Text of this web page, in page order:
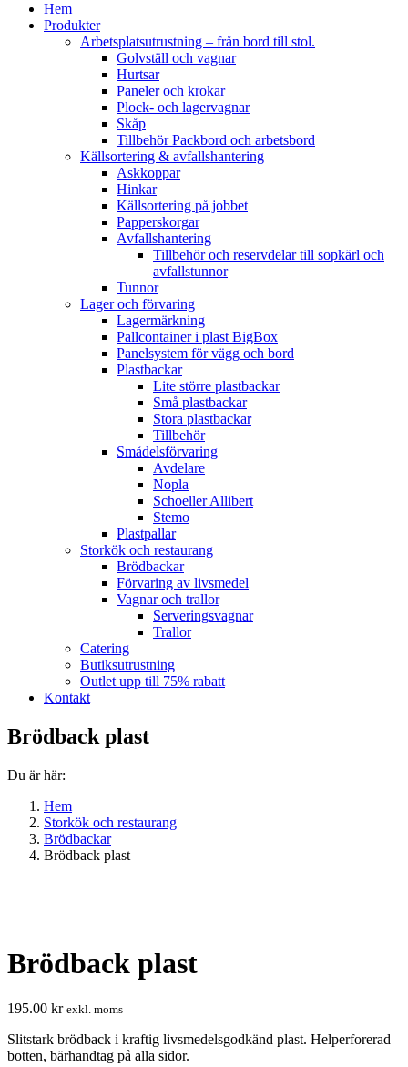
Hem
Produkter
Arbetsplatsutrustning – från bord till stol.
Golvställ och vagnar
Hurtsar
Paneler och krokar
Plock- och lagervagnar
Skåp
Tillbehör Packbord och arbetsbord
Källsortering & avfallshantering
Askkoppar
Hinkar
Källsortering på jobbet
Papperskorgar
Avfallshantering
Tillbehör och reservdelar till sopkärl och
avfallstunnor
Tunnor
Lager och förvaring
Lagermärkning
Pallcontainer i plast BigBox
Panelsystem för vägg och bord
Plastbackar
Lite större plastbackar
Små plastbackar
Stora plastbackar
Tillbehör
Smådelsförvaring
Avdelare
Nopla
Schoeller Allibert
Stemo
Plastpallar
Storkök och restaurang
Brödbackar
Förvaring av livsmedel
Vagnar och trallor
Serveringsvagnar
Trallor
Catering
Butiksutrustning
Outlet upp till 75% rabatt
Kontakt
Brödback plast
Du är här:
Hem
Storkök och restaurang
Brödbackar
Brödback plast
Brödback plast
195.00 kr exkl. moms
Slitstark brödback i kraftig livsmedelsgodkänd plast. Helperforerad
botten, bärhandtag på alla sidor.